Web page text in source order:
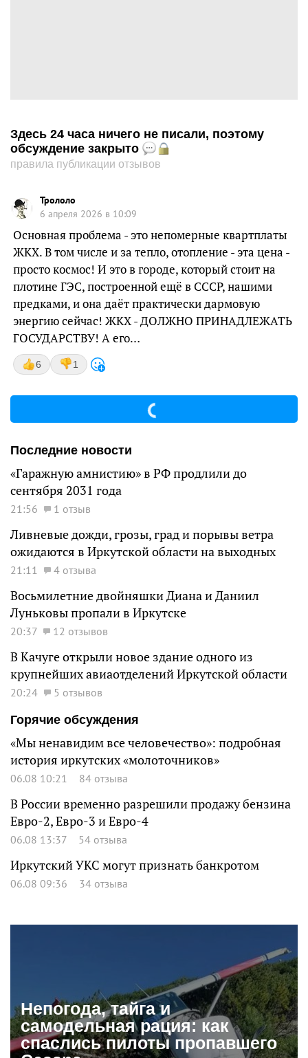
Здесь 24 часа ничего не писали, поэтому
обсуждение закрыто
правила публикации отзывов
Трололо
6 апреля 2026 в 10:09
Основная проблема - это непомерные квартплаты
ЖКХ. В том числе и за тепло, отопление - эта цена -
просто космос! И это в городе, который стоит на
плотине ГЭС, построенной ещё в СССР, нашими
предками, и она даёт практически дармовую
энергию сейчас! ЖКХ - ДОЛЖНО ПРИНАДЛЕЖАТЬ
ГОСУДАРСТВУ! А его…
6 1
Последние новости
«Гаражную амнистию» в РФ продлили до
сентября 2031 года
21:56 1 отзыв
Ливневые дожди, грозы, град и порывы ветра
ожидаются в Иркутской области на выходных
21:11 4 отзыва
Восьмилетние двойняшки Диана и Даниил
Луньковы пропали в Иркутске
20:37 12 отзывов
В Качуге открыли новое здание одного из
крупнейших авиаотделений Иркутской области
20:24
5 отзывов
Горячие обсуждения
«Мы ненавидим все человечество»: подробная
история иркутских «молоточников»
06.08 10:21 84 отзыва
В России временно разрешили продажу бензина
Евро-2, Евро-3 и Евро-4
06.08 13:37 54 отзыва
Иркутский УКС могут признать банкротом
06.08 09:36 34 отзыва
Непогода, тайга и
самодельная рация: как
спаслись пилоты пропавшего